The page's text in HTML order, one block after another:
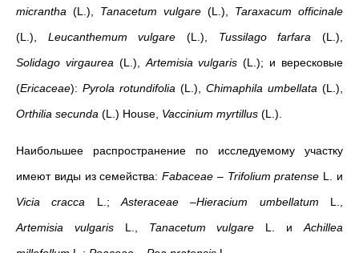
micrantha (L.), Tanacetum vulgare (L.), Taraxacum officinale
(L.), Leucanthemum vulgare (L.), Tussilago farfara (L.),
Solidago virgaurea (L.), Artemisia vulgaris (L.); и вересковые
(Ericaceae): Pyrola rotundifolia (L.), Chimaphila umbellata (L.),
Orthilia secunda (L.) House, Vaccinium myrtillus (L.).
Наибольшее распространение по исследуемому участку
имеют виды из семейства:Fabaceae – Trifolium pratense L. и
Vicia cracca L.;Asteraceae –Hieracium umbellatum L.,
Artemisia vulgarisL., Tanacetum vulgare L. иAchillea